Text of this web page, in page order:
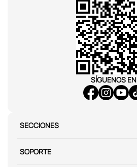
SÍGUENOS EN
SECCIONES
SOPORTE